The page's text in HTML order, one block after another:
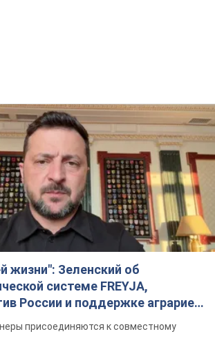
жизни": Зеленский об
системе FREYJA,
России и поддержке аграриев.
присоединяются к совместному